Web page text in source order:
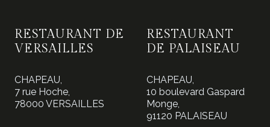
RESTAURANT DE
VERSAILLES
CHAPEAU,
7 rue Hoche,
78000 VERSAILLES
RESTAURANT
DE PALAISEAU
CHAPEAU,
10 boulevard Gaspard
Monge,
91120 PALAISEAU